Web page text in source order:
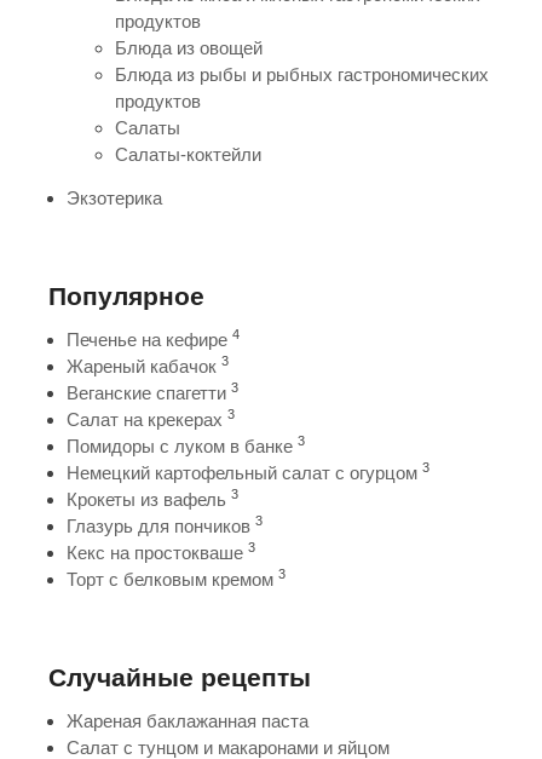
продуктов
Блюда из овощей
Блюда из рыбы и рыбных гастрономических
продуктов
Салаты
Салаты-коктейли
Экзотерика
Популярное
Печенье на кефире 4
Жареный кабачок 3
Веганские спагетти 3
Салат на крекерах 3
Помидоры с луком в банке 3
Немецкий картофельный салат с огурцом 3
Крокеты из вафель 3
Глазурь для пончиков 3
Кекс на простокваше 3
Торт с белковым кремом 3
Случайные рецепты
Жареная баклажанная паста
Салат с тунцом и макаронами и яйцом